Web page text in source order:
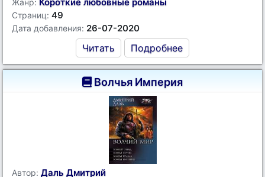
Жанр:
Страниц: 49
Дата добавления: 26-07-2020
Читать Подробнее
Волчья Империя
Автор: Даль Дмитрий